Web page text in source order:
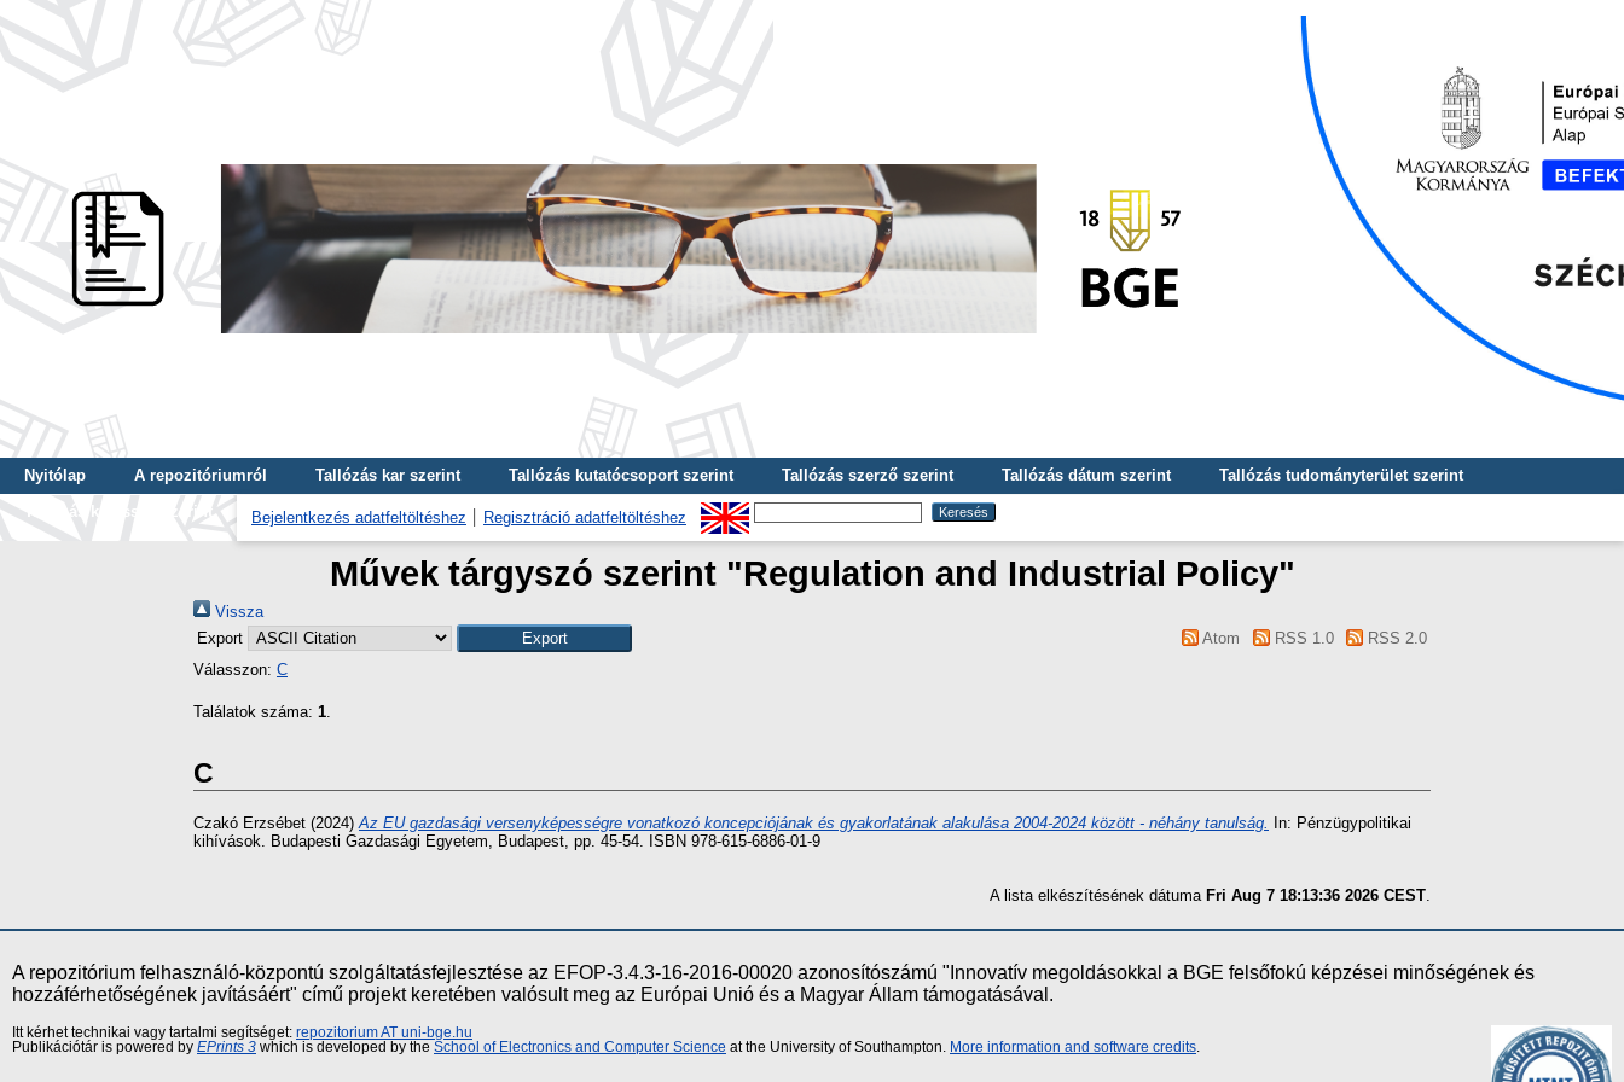
Nyitólap A repozitóriumról Tallózás kar szerint Tallózás kutatócsoport szerint Tallózás szerző szerint Tallózás dátum szerint
Tallózás tudományterület szerint
Tallózás kulcsszó szerint
Bejelentkezés adatfeltöltéshez Regisztráció adatfeltöltéshez
Művek tárgyszó szerint "Regulation and Industrial Policy"
Vissza
Export
Atom RSS 1.0
RSS 2.0
Válasszon: C
Találatok száma: 1.
C
Czakó Erzsébet (2024)Az EU gazdasági versenyképességre vonatkozó koncepciójának és gyakorlatának alakulása 2004-2024 között - néhány tanulság.
In: Pénzügypolitikai
kihívások. Budapesti Gazdasági Egyetem, Budapest, pp. 45-54. ISBN 978-615-6886-01-9
A lista elkészítésének dátuma Fri Aug 7 18:13:36 2026 CEST.
A repozitórium felhasználó-központú szolgáltatásfejlesztése az EFOP-3.4.3-16-2016-00020 azonosítószámú "Innovatív megoldásokkal a BGE felsőfokú képzései minőségének és
hozzáférhetőségének javításáért" című projekt keretében valósult meg az Európai Unió és a Magyar Állam támogatásával.
Itt kérhet technikai vagy tartalmi segítséget: repozitorium AT uni-bge.hu
Publikációtár is powered by EPrints 3 which is developed by the School of Electronics and Computer Science at the University of Southampton. More information and software credits